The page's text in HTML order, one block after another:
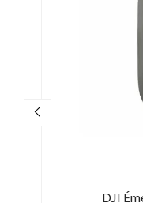
DJI